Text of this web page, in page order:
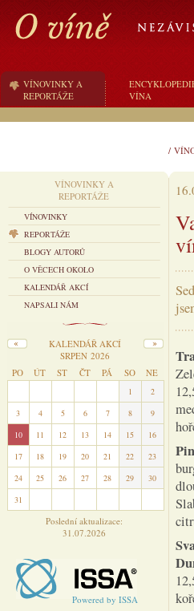
VÍNOVINKY A
REPORTÁŽE
VÍNA
/
VÍNOVINKY A
REPORTÁŽE
VÍNOVINKY
REPORTÁŽE
BLOGY AUTORŮ
O VĚCECH OKOLO
KALENDÁŘ AKCÍ
NAPSALI NÁM
KALENDÁŘ AKCÍ
SRPEN 2026
PO
ÚT ST ČT PÁ SO NE
1
2
3
4 5 6 7 8
9
10
11 12 13 14 15
16
17
18 19 20 21 22
23
24
25 26 27 28 29
30
31
Poslední aktualizace:
31.07.2026
Powered by ISSA